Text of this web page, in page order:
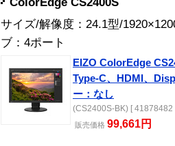
サイズ/解像度：24.1型/
ブ：4ポート
EIZO ColorEdge
Type-C、HDMI、
ー：なし
(CS2400S-BK) [ 41878482
販売価格 99,661円